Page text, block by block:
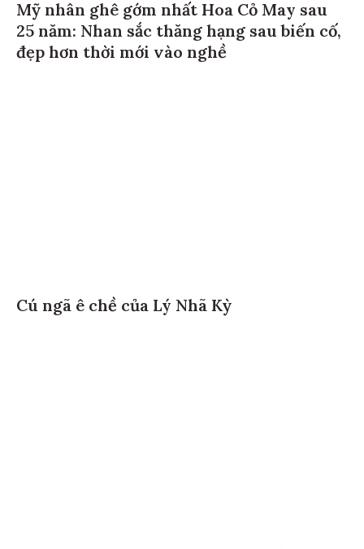
Mỹ nhân ghê gớm nhất Hoa Cỏ May sau
25 năm: Nhan sắc thăng hạng sau biến cố,
đẹp hơn thời mới vào nghề
Cú ngã ê chề của Lý Nhã Kỳ